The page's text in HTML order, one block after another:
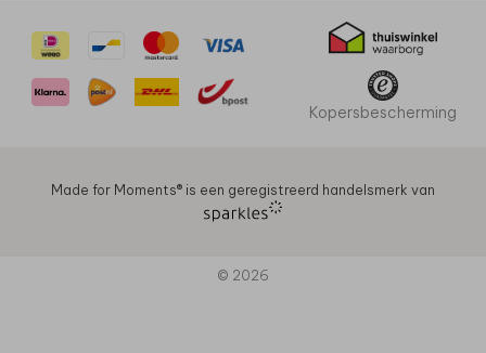
Kopersbescherming
Made for Moments®️ is een geregistreerd handelsmerk van
© 2026